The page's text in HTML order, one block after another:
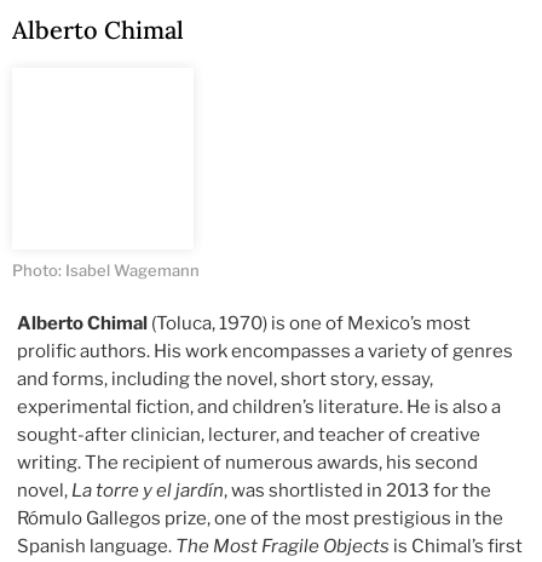
Alberto Chimal
Photo: Isabel Wagemann
Alberto Chimal (Toluca, 1970) is one of Mexico’s most
prolific authors. His work encompasses a variety of genres
and forms, including the novel, short story, essay,
experimental fiction, and children’s literature. He is also a
sought-after clinician, lecturer, and teacher of creative
writing. The recipient of numerous awards, his second
novel, La torre y el jardín, was shortlisted in 2013 for the
Rómulo Gallegos prize, one of the most prestigious in the
Spanish language. The Most Fragile Objects is Chimal’s first